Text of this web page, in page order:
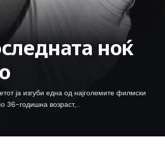
ноќ
ја изгуби една од најголемите филмски
36-годишна возраст,…